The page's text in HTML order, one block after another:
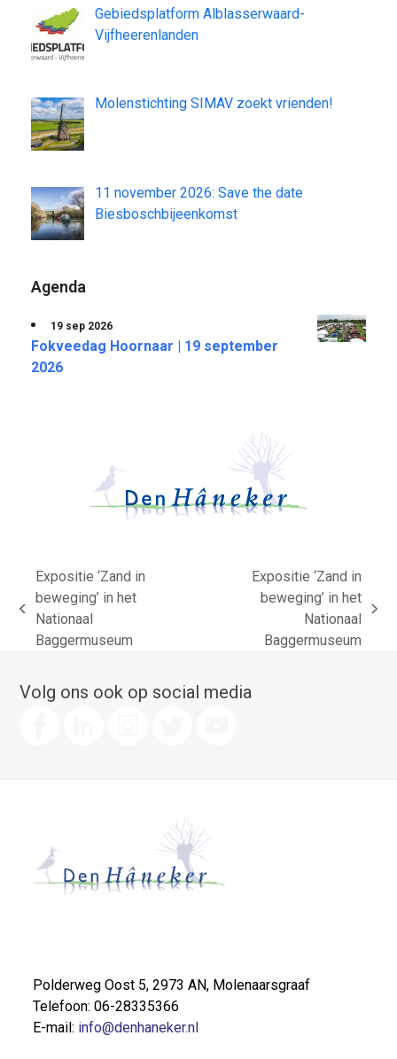
Gebiedsplatform Alblasserwaard-
Vijfheerenlanden
Molenstichting SIMAV zoekt vrienden!
11 november 2026: Save the date
Biesboschbijeenkomst
Agenda
19 sep 2026
Fokveedag Hoornaar | 19 september
2026
previous
post:
Expositie ‘Zand in
beweging’ in het
Nationaal
Baggermuseum
Expositie ‘Zand in
beweging’ in het
Nationaal
Baggermuseum
Volg ons ook op social media
Polderweg Oost 5, 2973 AN, Molenaarsgraaf
Telefoon: 06-28335366
E-mail: info@denhaneker.nl